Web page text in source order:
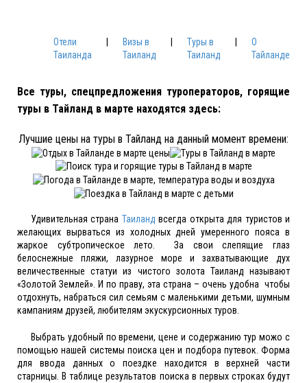
Отели
Таиланда
Визы в
Таиланд
Туры в
Таиланд
О
Тайланде
Все туры, спецпредложения туроператоров, горящие
туры в Тайланд в марте находятся здесь:
Лучшие цены на туры в Тайланд на данный момент времени:
Удивительная страна Таиланд всегда открыта для туристов и
желающих вырваться из холодных дней умеренного пояса в
жаркое субтропическое лето. За свои слепящие глаз
белоснежные пляжи, лазурное море и захватывающие дух
величественные статуи из чистого золота Таиланд называют
«Золотой Землей». И по праву, эта страна – очень удобна чтобы
отдохнуть, набраться сил семьям с маленькими детьми, шумным
кампаниям друзей, любителям экускурсионных туров.
Выбрать удобный по времени, цене и содержанию тур можо с
помощью нашей системы поиска цен и подбора путевок. Форма
для ввода данных о поездке находится в верхней части
старницы. В таблице результатов поиска в первых строках будут